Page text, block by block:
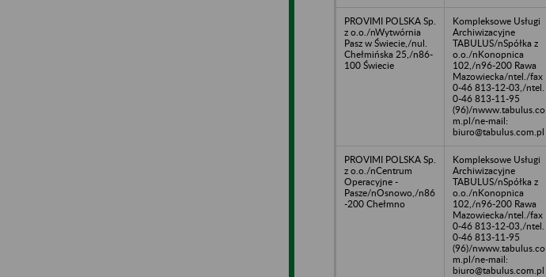
PROVIMI POLSKA Sp.
z o.o./nWytwórnia
Pasz w Świecie,/nul.
Chełmińska 25,/n86-
100 Świecie
Kompleksowe Usługi
Archiwizacyjne
TABULUS/nSpółka z
o.o./nKonopnica
102,/n96-200 Rawa
Mazowiecka/ntel./fax
0-46 813-12-03,/ntel.
0-46 813-11-95
(96)/nwww.tabulus.co
m.pl/ne-mail:
biuro@tabulus.com.pl
PROVIMI POLSKA Sp.
z o.o./nCentrum
Operacyjne -
Pasze/nOsnowo,/n86
-200 Chełmno
Kompleksowe Usługi
Archiwizacyjne
TABULUS/nSpółka z
o.o./nKonopnica
102,/n96-200 Rawa
Mazowiecka/ntel./fax
0-46 813-12-03,/ntel.
0-46 813-11-95
(96)/nwww.tabulus.co
m.pl/ne-mail:
biuro@tabulus.com.pl